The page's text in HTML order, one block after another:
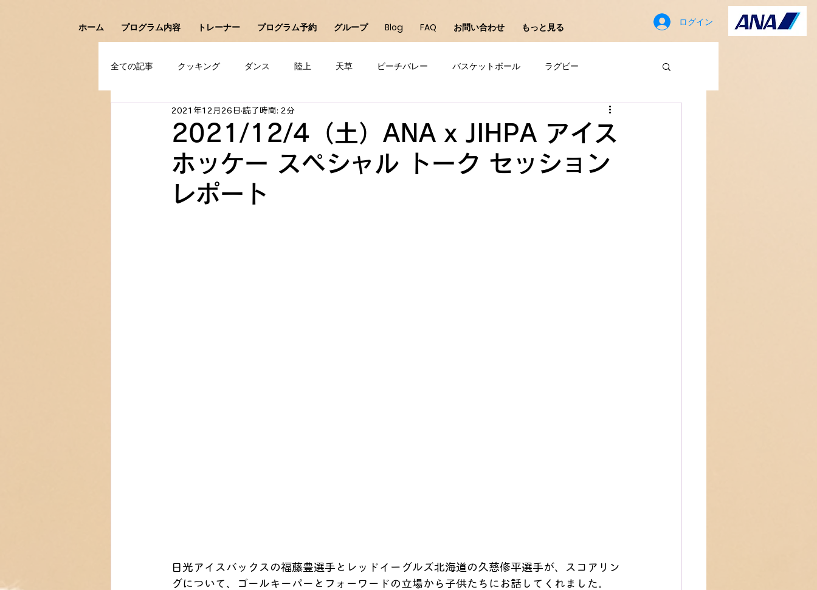
ホーム プログラム内容 トレーナー プログラム予約 グループ Blog FAQ お問い合わせ もっと見る ログイン
全ての記事 クッキング ダンス 陸上 天草 ビーチバレー バスケットボール ラグビー
アイスホッケー フェンシング 直方
2021/12/4（土）ANA x JIHPA アイス
ホッケー スペシャル トーク セッション
レポート
2021年12月26日 読了時間: 2分
日光アイスバックスの福藤豊選手とレッドイーグルズ北海道の久慈修平選手が、スコアリン
グについて、ゴールキーパーとフォーワードの立場から子供たちにお話してくれました。